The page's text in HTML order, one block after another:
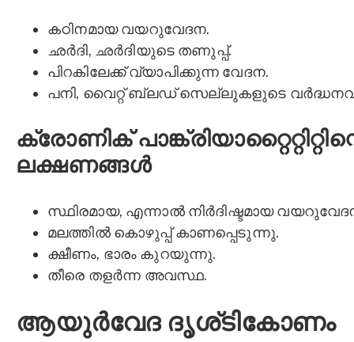
കഠിനമായ വയറുവേദന.
ഛർദി, ഛർദിയുടെ തണുപ്പ്.
പിറകിലേക്ക് വ്യാപിക്കുന്ന വേദന.
പനി, വൈറ്റ് ബ്ലഡ് സെല്ലുകളുടെ
ക്രോണിക്
ലക്ഷണങ്ങൾ
സ്ഥിരമായ, എന്നാൽ നിർദിഷ്ടമായ
മലത്തിൽ കൊഴുപ്പ് കാണപ്പെടുന്നു.
ക്ഷീണം, ഭാരം കുറയുന്നു.
തീരെ തളർന്ന അവസ്ഥ.
ആയുര്‍വേദ ദൃശ്ടികോണം